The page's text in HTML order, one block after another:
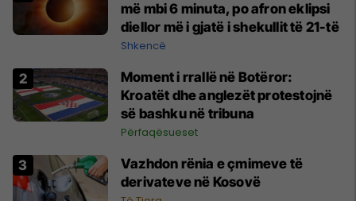
më mbi 6 minuta, po afron eklipsi
diellor më i gjatë i shekullit të 21-të
Shkencë
Moment i rrallë në Botëror:
Kroatët dhe anglezët protestojnë
së bashku në tribuna
Përfaqësueset
Vazhdon rënia e çmimeve të
derivateve në Kosovë